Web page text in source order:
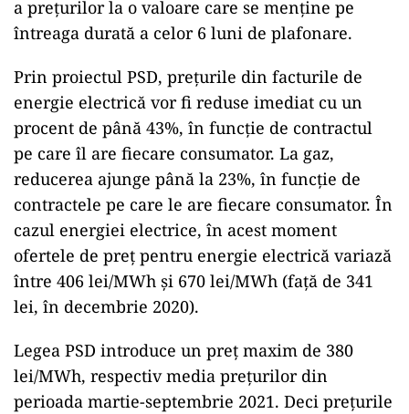
a prețurilor la o valoare care se menține pe
întreaga durată a celor 6 luni de plafonare.
Prin proiectul PSD, prețurile din facturile de
energie electrică vor fi reduse imediat cu un
procent de până 43%, în funcție de contractul
pe care îl are fiecare consumator. La gaz,
reducerea ajunge până la 23%, în funcție de
contractele pe care le are fiecare consumator. În
cazul energiei electrice, în acest moment
ofertele de preț pentru energie electrică variază
între 406 lei/MWh și 670 lei/MWh (față de 341
lei, în decembrie 2020).
Legea PSD introduce un preț maxim de 380
lei/MWh, respectiv media prețurilor din
perioada martie-septembrie 2021. Deci prețurile